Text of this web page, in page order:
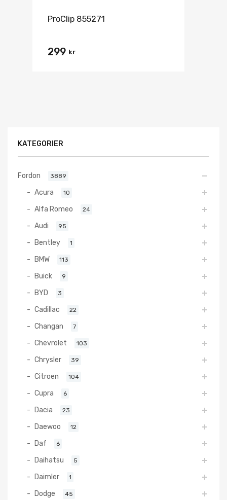
ProClip 855271
299 kr
KATEGORIER
Fordon 3889
Acura 10
Alfa Romeo 24
Audi 95
Bentley 1
BMW 113
Buick 9
BYD 3
Cadillac 22
Changan 7
Chevrolet 103
Chrysler 39
Citroen 104
Cupra 6
Dacia 23
Daewoo 12
Daf 6
Daihatsu 5
Daimler 1
Dodge 45